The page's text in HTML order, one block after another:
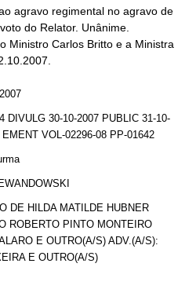
agravo regimental no agravo de
do Relator. Unânime.
Ministro Carlos Britto e a Ministra
DIVULG 30-10-2007 PUBLIC 31-10-
VOL-02296-08 PP-01642
DE HILDA MATILDE HUBNER
ROBERTO PINTO MONTEIRO
E OUTRO(A/S) ADV.(A/S):
E OUTRO(A/S)